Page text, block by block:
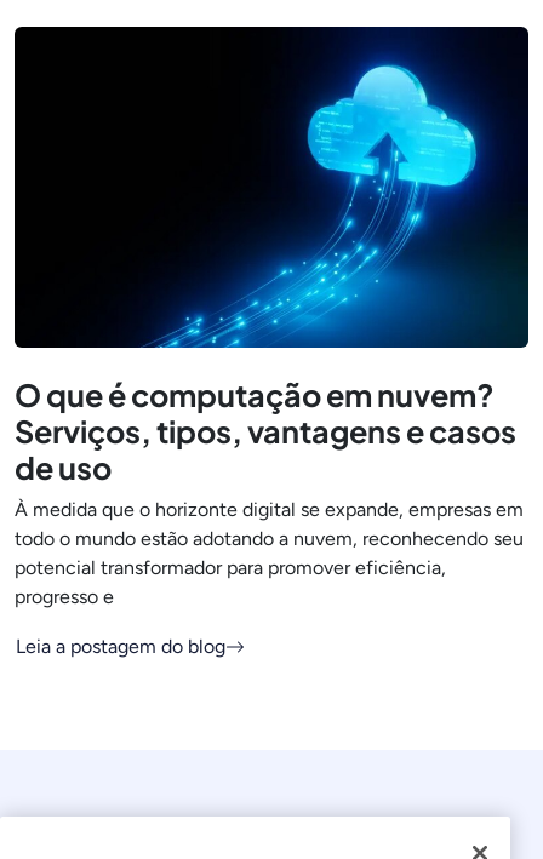
O que é computação em nuvem?
Serviços, tipos, vantagens e casos
de uso
À medida que o horizonte digital se expande, empresas em
todo o mundo estão adotando a nuvem, reconhecendo seu
potencial transformador para promover eficiência,
progresso e
Leia a postagem do blog